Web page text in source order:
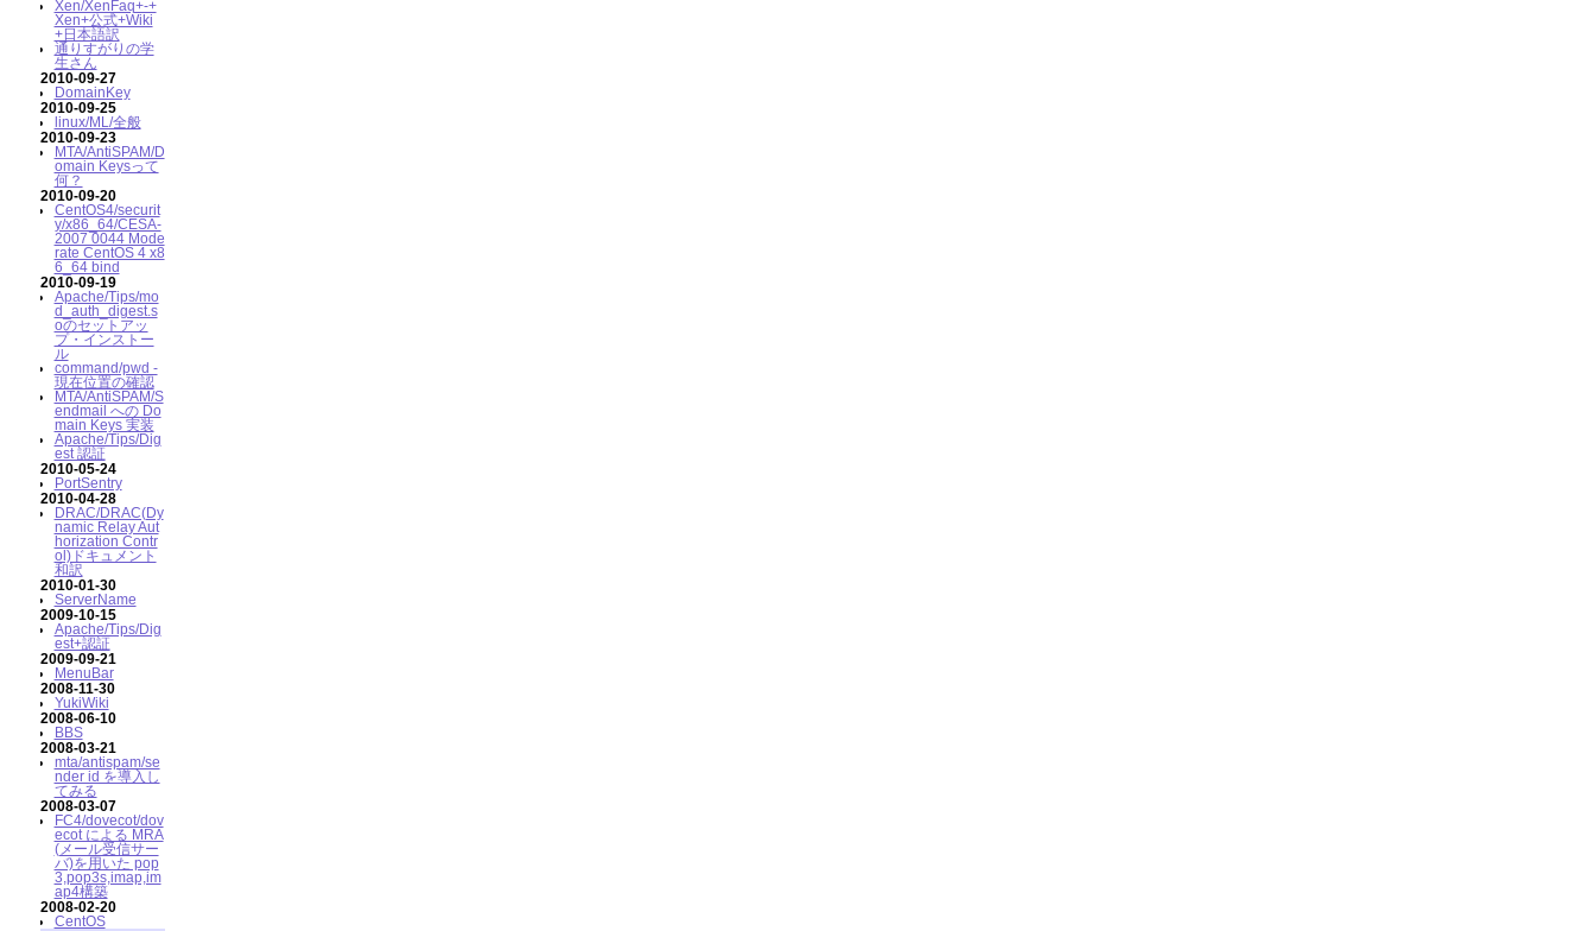
Xen/XenFaq+-+
Xen+公式+Wiki
+日本語訳
通りすがりの学
生さん
2010-09-27
DomainKey
2010-09-25
linux/ML/全般
2010-09-23
MTA/AntiSPAM/D
omain Keysって
何？
2010-09-20
CentOS4/securit
y/x86_64/CESA-
2007 0044 Mode
rate CentOS 4 x8
6_64 bind
2010-09-19
Apache/Tips/mo
d_auth_digest.s
oのセットアッ
プ・インストー
ル
command/pwd -
現在位置の確認
MTA/AntiSPAM/S
endmail への Do
main Keys 実装
Apache/Tips/Dig
est 認証
2010-05-24
PortSentry
2010-04-28
DRAC/DRAC(Dy
namic Relay Aut
horization Contr
ol)ドキュメント
和訳
2010-01-30
ServerName
2009-10-15
Apache/Tips/Dig
est+認証
2009-09-21
MenuBar
2008-11-30
YukiWiki
2008-06-10
BBS
2008-03-21
mta/antispam/se
nder id を導入し
てみる
2008-03-07
FC4/dovecot/dov
ecot による MRA
(メール受信サー
バ)を用いた pop
3,pop3s,imap,im
ap4構築
2008-02-20
CentOS